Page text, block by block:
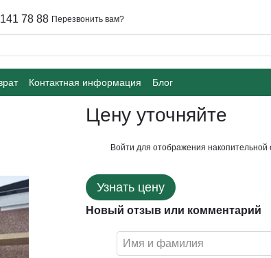
78 88 Перезвонить вам?
Контактная информация Блог
Цену уточняйте
Войти для отображения накопительной
Узнать цену
Новый отзыв или комментарий